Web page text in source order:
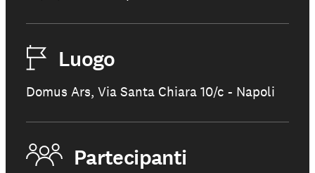
Luogo
Domus Ars, Via Santa Chiara 10/c - Napoli
Partecipanti